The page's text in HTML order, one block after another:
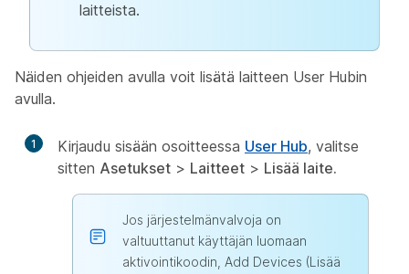
laitteista.
Näiden ohjeiden avulla voit lisätä laitteen User Hubin
avulla.
1 Kirjaudu sisään osoitteessa User Hub, valitse
sitten Asetukset > Laitteet > Lisää laite.
Jos järjestelmänvalvoja on
valtuuttanut käyttäjän luomaan
aktivointikoodin, Add Devices (Lisää